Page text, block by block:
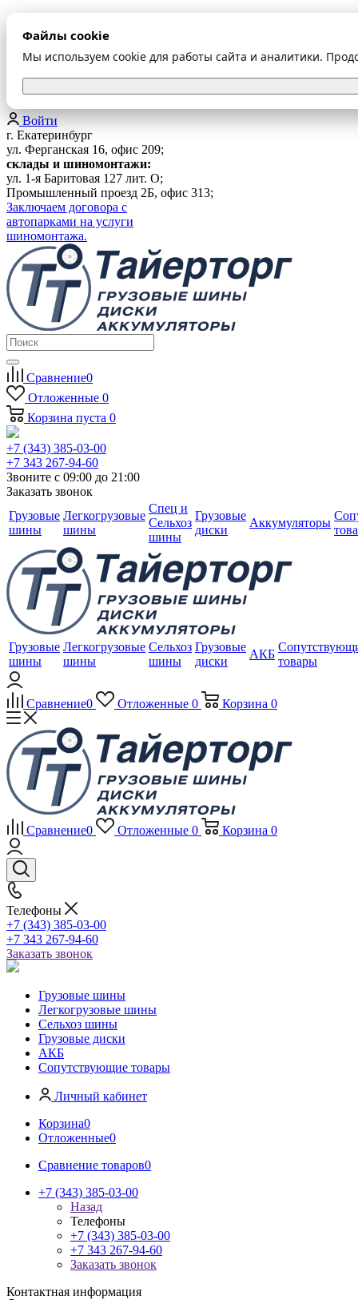
Файлы cookie
Мы используем cookie для работы сайта и аналитики.
Оплата и доставка
Шиномонтаж
Контакты
...
Войти
г. Екатеринбург
ул. Ферганская 16, офис 209;
склады и шиномонтажи:
ул. 1-я Баритовая 127 лит. О;
Промышленный проезд 2Б, офис 313;
Заключаем договора с
автопарками на услуги
шиномонтажа.
Сравнение0
Отложенные 0
Корзина пуста 0
+7 (343) 385-03-00
+7 343 267-94-60
Звоните с 09:00 до 21:00
Заказать звонок
Грузовые
шины
Легкогрузовые
шины
Спец и
Сельхоз
шины
Грузовые
диски
Аккумуляторы
Грузовые
шины
Легкогрузовые
шины
Сельхоз
шины
Грузовые
диски
АКБ
товары
Сравнение0 Отложенные 0 Корзина 0
Сравнение0 Отложенные 0 Корзина 0
Телефоны
+7 (343) 385-03-00
+7 343 267-94-60
Заказать звонок
Грузовые шины
Легкогрузовые шины
Сельхоз шины
Грузовые диски
АКБ
Сопутствующие товары
Личный кабинет
Корзина0
Отложенные0
Сравнение товаров0
+7 (343) 385-03-00
Назад
Телефоны
+7 (343) 385-03-00
+7 343 267-94-60
Заказать звонок
Контактная информация